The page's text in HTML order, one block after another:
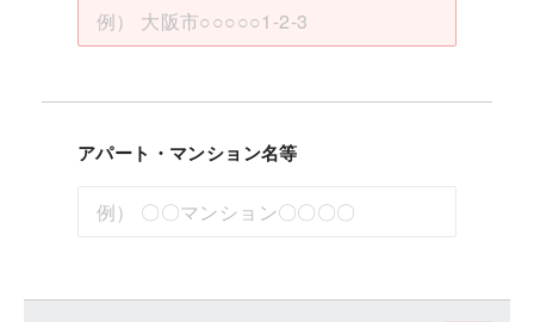
アパート・マンション名等